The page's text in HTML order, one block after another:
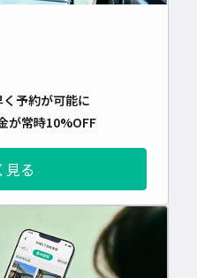
予約が可能に
が常時10%OFF
見る